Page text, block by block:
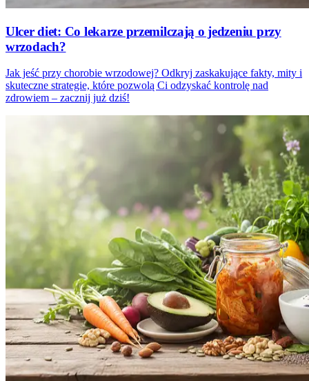
Ulcer diet: Co lekarze przemilczają o jedzeniu przy
wrzodach?
Jak jeść przy chorobie wrzodowej? Odkryj zaskakujące fakty, mity i
skuteczne strategie, które pozwolą Ci odzyskać kontrolę nad
zdrowiem – zacznij już dziś!